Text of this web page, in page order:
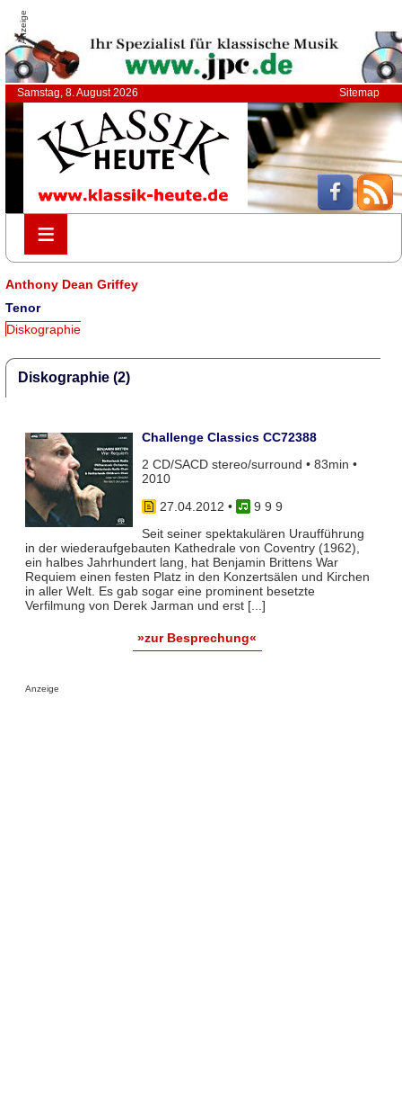
Anzeige
Samstag, 8. August 2026 Sitemap
≡
≡
Anthony Dean Griffey
Tenor
Diskographie
Diskographie (2)
Challenge Classics CC72388
2 CD/SACD stereo/surround • 83min •
2010
27.04.2012 •
9 9 9
Seit seiner spektakulären Uraufführung
in der wiederaufgebauten Kathedrale von Coventry (1962),
ein halbes Jahrhundert lang, hat Benjamin Brittens War
Requiem einen festen Platz in den Konzertsälen und Kirchen
in aller Welt. Es gab sogar eine prominent besetzte
Verfilmung von Derek Jarman und erst [...]
»zur Besprechung«
Anzeige